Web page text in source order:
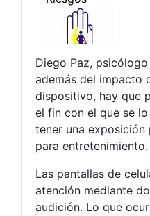
Diego Paz,
además del impacto
dispositivo, hay que
el fin con el que se
tener una
para entretenimiento.
Las pantallas de
atención mediante
audición. Lo que